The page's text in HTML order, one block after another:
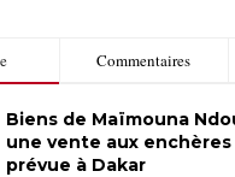
Commentaires
Biens de Maïmouna
une vente aux
prévue à Dakar